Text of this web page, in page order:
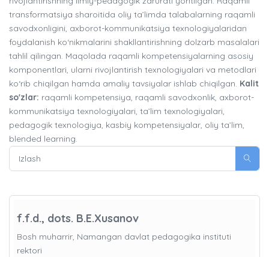
transformatsiya sharoitida oliy ta’limda talabalarning raqamli
savodxonligini, axborot-kommunikatsiya texnologiyalaridan
foydalanish ko‘nikmalarini shakllantirishning dolzarb masalalari
tahlil qilingan. Maqolada raqamli kompetensiyalarning asosiy
komponentlari, ularni rivojlantirish texnologiyalari va metodlari
ko‘rib chiqilgan hamda amaliy tavsiyalar ishlab chiqilgan. Kalit
so'zlar: raqamli kompetensiya, raqamli savodxonlik, axborot-
kommunikatsiya texnologiyalari, ta’lim texnologiyalari,
pedagogik texnologiya, kasbiy kompetensiyalar, oliy ta’lim,
blended learning.
f.f.d., dots. B.E.Xusanov
Bosh muharrir, Namangan davlat pedagogika instituti
rektori